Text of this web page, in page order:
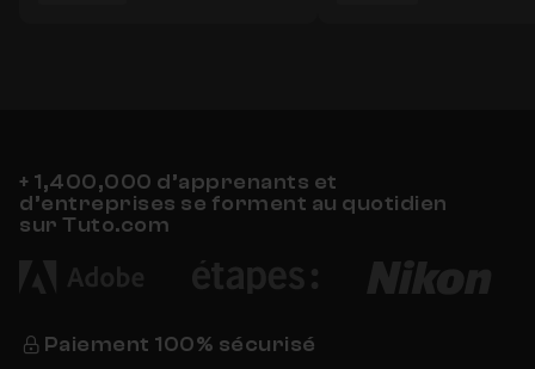
+ 1,400,000 d’apprenants et
d’entreprises se forment au quotidien
sur Tuto.com
Paiement 100% sécurisé